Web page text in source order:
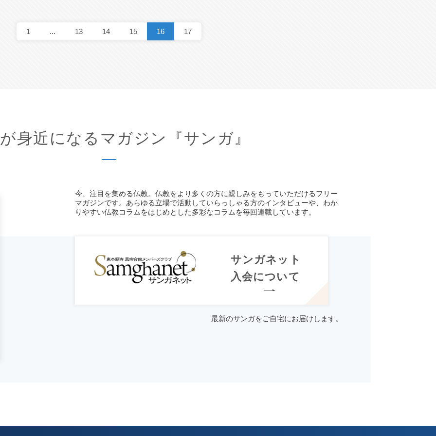
1 ... 13 14 15 16 17
身近になるマガジン 『サンガ』
今、注目を集める仏教。仏教をより多くの方に親しみをもっていただけるフリー
マガジンです。あらゆる立場で活動していらっしゃる方のインタビューや、わか
りやすい仏教コラムをはじめとした多彩なコラムを毎回連載しています。
サンガネット
入会について
最新のサンガをご自宅にお届けします。